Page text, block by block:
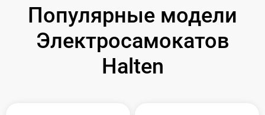
Популярные модели
Электросамокатов
Halten